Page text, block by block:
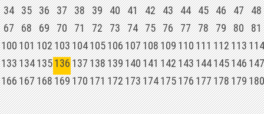
34 35 36 37 38 39 40 41 42 43 44 45 46 47 48
67 68 69 70 71 72 73 74 75 76 77 78 79 80 81
100101102103104105106107108109110111112113114
133134135 136137138139140141142143144145146147
166167168169170171172173174175176177178179180